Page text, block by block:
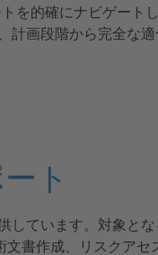
を的確にナビゲート
画段階から完全な
ト
ています。対象と
書作成、リスクア